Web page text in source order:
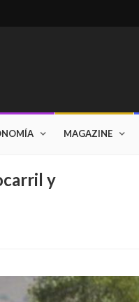
MAGAZINE
y